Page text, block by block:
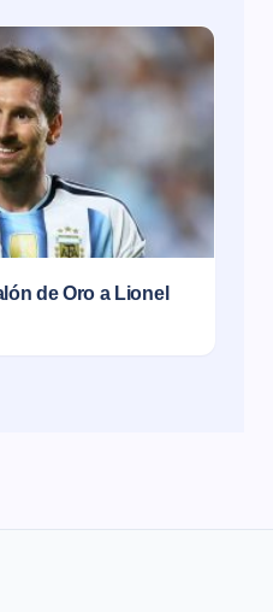
de Oro a Lionel